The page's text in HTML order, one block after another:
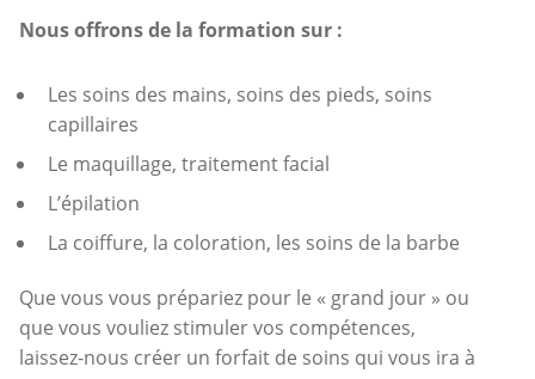
Nous offrons de la formation sur :
Les soins des mains, soins des pieds, soins
capillaires
Le maquillage, traitement facial
L’épilation
La coiffure, la coloration, les soins de la barbe
Que vous vous prépariez pour le « grand jour » ou
que vous vouliez stimuler vos compétences,
laissez-nous créer un forfait de soins qui vous ira à